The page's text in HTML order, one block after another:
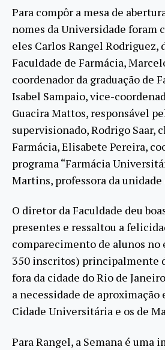
Para compôr a mesa de
nomes da Universidade foram
eles Carlos Rangel Rodriguez,
Faculdade de Farmácia,
coordenador da graduação de
Isabel Sampaio, vice-
Guacira Mattos, responsável
supervisionado, Rodrigo Saar,
Farmácia, Elisabete Pereira,
programa “Farmácia
Martins, professora da unidade
O diretor da Faculdade deu
presentes e ressaltou a
comparecimento de alunos no
350 inscritos) principalmente
fora da cidade do Rio de
a necessidade de aproximação
Cidade Universitária e os de
Para Rangel, a Semana é uma